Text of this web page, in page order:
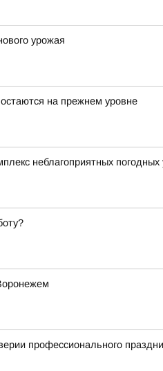
урожая
на прежнем уровне
неблагоприятных
профессионального